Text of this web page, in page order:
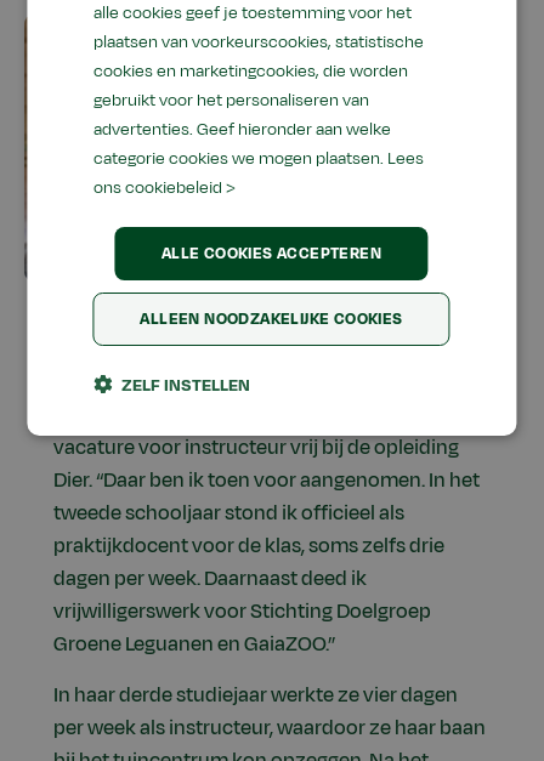
Ook liep ze stage bij mbo Yuverta in Helmond.
vacature voor instructeur vrij bij de opleiding
Dier. “Daar ben ik toen voor aangenomen. In het
tweede schooljaar stond ik officieel als
praktijkdocent voor de klas, soms zelfs drie
dagen per week. Daarnaast deed ik
vrijwilligerswerk voor Stichting Doelgroep
Groene Leguanen en GaiaZOO.”
In haar derde studiejaar werkte ze vier dagen
per week als instructeur, waardoor ze haar baan
alle cookies geef je toestemming voor het
plaatsen van voorkeurscookies, statistische
cookies en marketingcookies, die worden
gebruikt voor het personaliseren van
advertenties. Geef hieronder aan welke
categorie cookies we mogen plaatsen. Lees
ons cookiebeleid >
ALLE COOKIES ACCEPTEREN
ALLEEN NOODZAKELIJKE COOKIES
ZELF INSTELLEN